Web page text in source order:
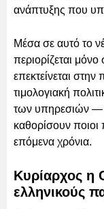
ανάπτυξης που
Μέσα σε αυτό το
περιορίζεται
επεκτείνεται στην
τιμολογιακή
των υπηρεσιών —
καθορίσουν ποιοι
επόμενα χρόνια.
Κυρίαρχος η
ελληνικούς